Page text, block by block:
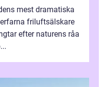
mest dramatiska
friluftsälskare
efter naturens råa